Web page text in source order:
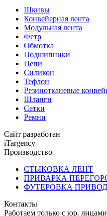
Шкивы
Конвейерная лента
Модульная лента
Фетр
Обмотка
Подшипники
Цепи
Силикон
Тефлон
Резинотканевые
Шланги
Сетки
Ремни
Сайт разработан
iTargency
Производство
СТЫКОВКА ЛЕНТ
ПРИВАРКА
ФУТЕРОВКА
Контакты
Работаем только с юр. лицами